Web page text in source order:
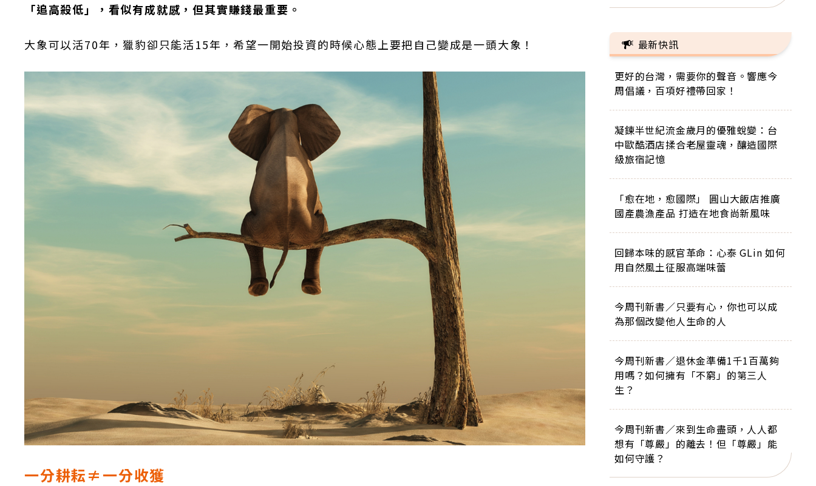
「追高殺低」，看似有成就感，但其實賺錢最重要。
大象可以活70年，獵豹卻只能活15年，希望一開始投資的時候心態上要把自己變成是一頭大象！
一分耕耘≠一分收獲
最新快訊
更好的台灣，需要你的聲音。響應今
周倡議，百項好禮帶回家！
凝鍊半世紀流金歲月的優雅蛻變：台
中歐酷酒店揉合老屋靈魂，釀造國際
級旅宿記憶
「愈在地，愈國際」 圓山大飯店推廣
國產農漁產品 打造在地食尚新風味
回歸本味的感官革命：心泰 GLin 如何
用自然風土征服高端味蕾
今周刊新書／只要有心，你也可以成
為那個改變他人生命的人
今周刊新書／退休金準備1千1百萬夠
用嗎？如何擁有「不窮」的第三人
生？
今周刊新書／來到生命盡頭，人人都
想有「尊嚴」的離去！但「尊嚴」能
如何守護？